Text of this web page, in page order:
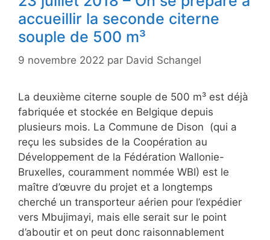
accueillir la seconde citerne
souple de 500 m³
9 novembre 2022 par David Schangel
La deuxième citerne souple de 500 m³ est déjà
fabriquée et stockée en Belgique depuis
plusieurs mois. La Commune de Dison (qui a
reçu les subsides de la Coopération au
Développement de la Fédération Wallonie-
Bruxelles, couramment nommée WBI) est le
maître d’œuvre du projet et a longtemps
cherché un transporteur aérien pour l’expédier
vers Mbujimayi, mais elle serait sur le point
d’aboutir et on peut donc raisonnablement